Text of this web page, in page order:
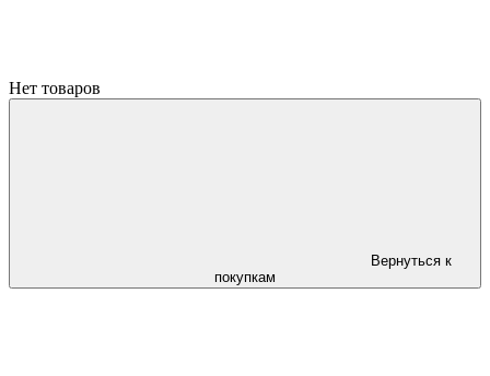
Нет товаров
Вернуться к
покупкам